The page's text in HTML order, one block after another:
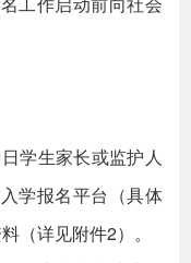
学生家长或监护人
学报名平台（具体
（详见附件2）。